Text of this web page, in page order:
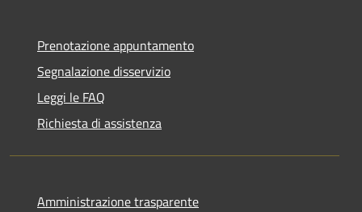
Prenotazione appuntamento
Segnalazione disservizio
Leggi le FAQ
Richiesta di assistenza
Amministrazione trasparente